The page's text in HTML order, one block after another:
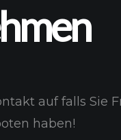
auf falls Sie
haben!